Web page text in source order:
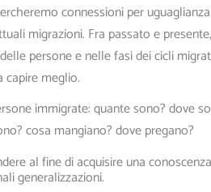
connessioni per
migrazioni. Fra passato e
persone e nelle fasi dei cicli
meglio.
immigrate: quante sono? dove
cosa mangiano? dove pregano?
al fine di acquisire una
generalizzazioni.